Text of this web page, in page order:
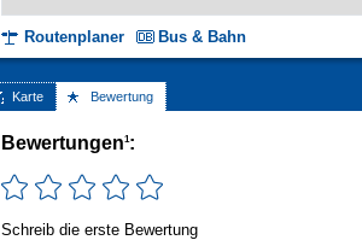
Routenplaner Bus & Bahn
Karte Bewertung
Bewertungen1:
Schreib die erste Bewertung